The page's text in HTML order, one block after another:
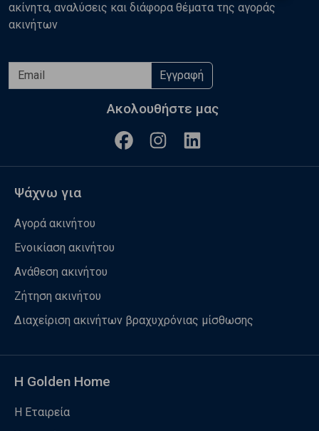
ακίνητα, αναλύσεις και διάφορα θέματα της αγοράς
ακινήτων
Εγγραφή
Ακολουθήστε μας
Ψάχνω για
Αγορά ακινήτου
Ενοικίαση ακινήτου
Ανάθεση ακινήτου
Ζήτηση ακινήτου
Διαχείριση ακινήτων βραχυχρόνιας μίσθωσης
Η Golden Home
Η Εταιρεία